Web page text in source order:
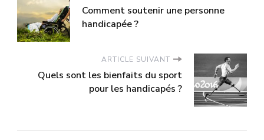
Comment soutenir une personne
handicapée ?
ARTICLE SUIVANT
Quels sont les bienfaits du sport
pour les handicapés ?